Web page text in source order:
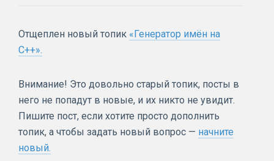
Отщеплен новый топик «Генератор имён на
C++».
Внимание! Это довольно старый топик, посты в
него не попадут в новые, и их никто не увидит.
Пишите пост, если хотите просто дополнить
топик, а чтобы задать новый вопрос — начните
новый.